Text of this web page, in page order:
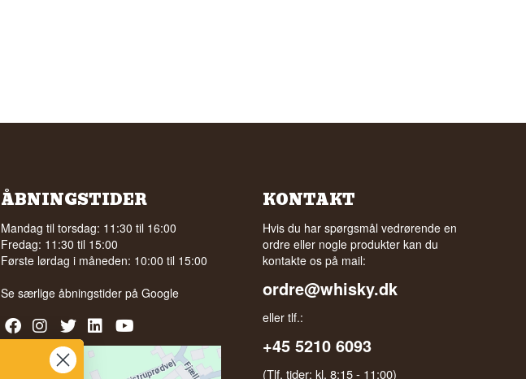
ÅBNINGSTIDER
Mandag til torsdag: 11:30 til 16:00
Fredag: 11:30 til 15:00
Første lørdag i måneden: 10:00 til 15:00
Se særlige åbningstider på Google
KONTAKT
Hvis du har spørgsmål vedrørende en
ordre eller nogle produkter kan du
kontakte os på mail:
ordre@whisky.dk
eller tlf.:
+45 5210 6093
(Tlf. tider: kl. 8:15 - 11:00)